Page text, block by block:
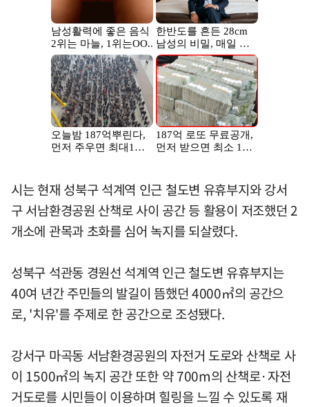
시는 현재 성북구 석계역 인근 철도변 유휴부지와 강서
구 서남환경공원 산책로 사이 공간 등 활용이 저조했던 2
개소에 관목과 초화를 심어 녹지를 되살렸다.
성북구 석관동 경원선 석계역 인근 철도변 유휴부지는
40여 년간 주민들의 발길이 뜸했던 4000㎡의 공간으
로, '치유'를 주제로 한 공간으로 조성됐다.
강서구 마곡동 서남환경공원의 자전거 도로와 산책로 사
이 1500㎡의 녹지 공간 또한 약 700m의 산책로·자전
거도로를 시민들이 이용하며 힐링을 느낄 수 있도록 재